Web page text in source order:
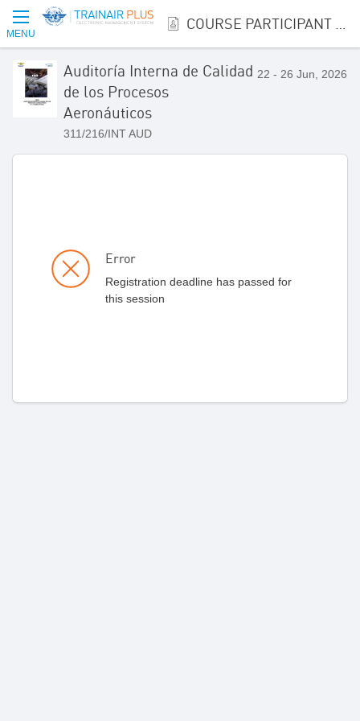
MENU
Auditoría Interna de Calidad
de los Procesos
Aeronáuticos
311/216/INT AUD
22 - 26 Jun, 2026
Error
Registration deadline has passed for
this session